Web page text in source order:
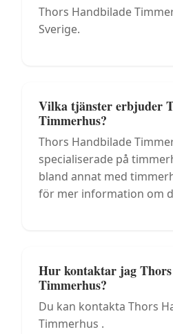
Thors Handbilade
Sverige.
Vilka tjänster erbjuder
Timmerhus?
Thors Handbilade
specialiserade på
bland annat med
för mer information om
Hur kontaktar jag
Timmerhus?
Du kan kontakta Thors
Timmerhus .